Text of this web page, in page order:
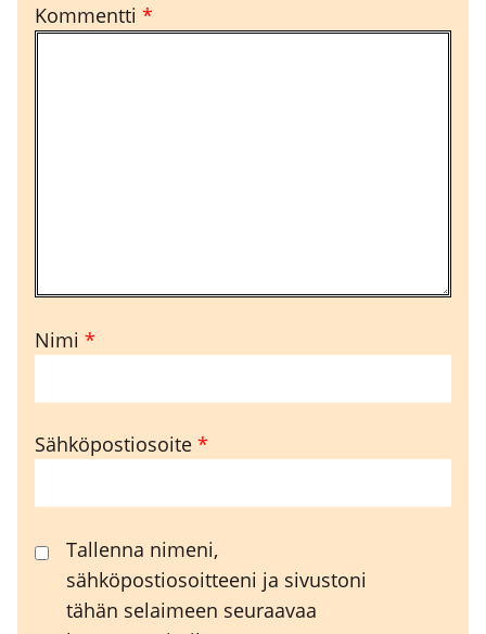
Kommentti *
Nimi *
Sähköpostiosoite *
Tallenna nimeni,
sähköpostiosoitteeni ja sivustoni
tähän selaimeen seuraavaa